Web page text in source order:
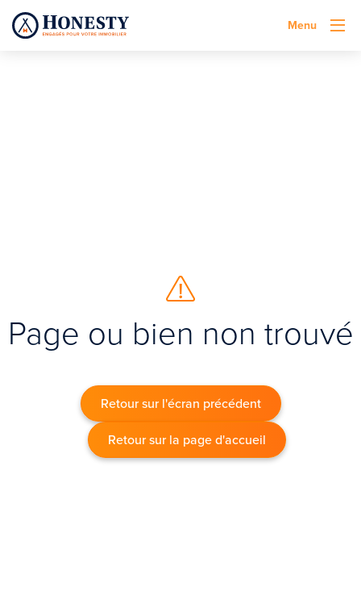
Menu
Page ou bien non trouvé
Retour sur l'écran précédent
Retour sur la page d'accueil